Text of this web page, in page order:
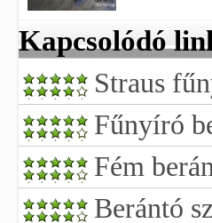
Kapcsolódó
Straus
Fűnyíró
Fém
Berántó